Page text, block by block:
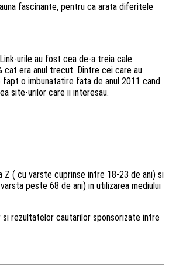
fascinante, pentru ca arata diferitele
urile au fost cea de-a treia cale
era anul trecut. Dintre cei care au
o imbunatatire fata de anul 2011 cand
site-urilor care ii interesau.
( cu varste cuprinse intre 18-23 de ani) si
peste 68 de ani) in utilizarea mediului
rezultatelor cautarilor sponsorizate intre